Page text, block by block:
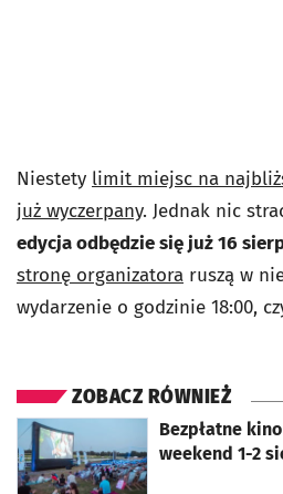
Niestety limit miejsc na
już wyczerpany. Jednak nic
edycja odbędzie się już 16
stronę organizatora ruszą w
wydarzenie o godzinie 18:00,
ZOBACZ RÓWNIEŻ
Bezpłatne
weekend 1-2
otworzy się w nowej karcie